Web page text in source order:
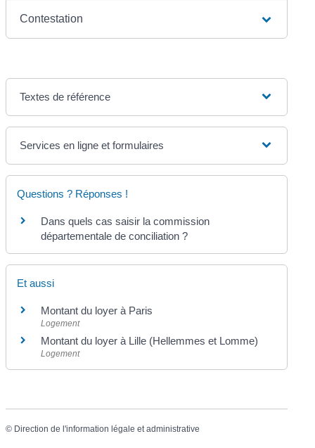
Contestation
Textes de référence
Services en ligne et formulaires
Questions ? Réponses !
Dans quels cas saisir la commission
départementale de conciliation ?
Et aussi
Montant du loyer à Paris
Logement
Montant du loyer à Lille (Hellemmes et Lomme)
Logement
© Direction de l'information légale et administrative